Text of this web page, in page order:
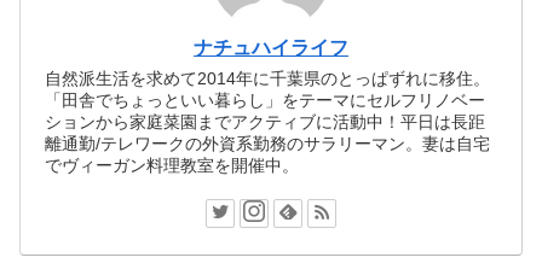
ナチュハイライフ
自然派生活を求めて2014年に千葉県のとっぱずれに移住。
「田舎でちょっといい暮らし」をテーマにセルフリノベー
ションから家庭菜園までアクティブに活動中！平日は長距
離通勤/テレワークの外資系勤務のサラリーマン。妻は自宅
でヴィーガン料理教室を開催中。